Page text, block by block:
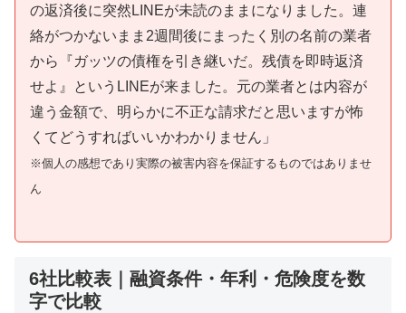
の返済後に突然LINEが未読のままになりました。連
絡がつかないまま2週間後にまったく別の名前の業者
から『ガッツの債権を引き継いだ。残債を即時返済
せよ』というLINEが来ました。元の業者とは内容が
違う金額で、明らかに不正な請求だと思いますが怖
くてどうすればいいかわかりません」
※個人の感想であり実際の被害内容を保証するものではありませ
ん
6社比較表｜融資条件・年利・危険度を数
字で比較